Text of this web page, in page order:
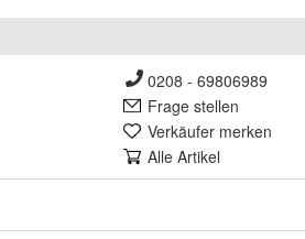
0208 - 69806989
Frage stellen
Verkäufer merken
Alle Artikel